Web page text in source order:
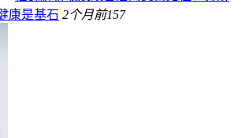
康是基石 2个月前157